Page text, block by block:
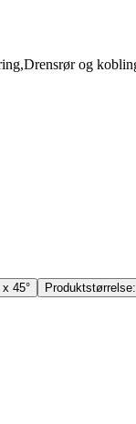
og
45° Produktstørrelse: